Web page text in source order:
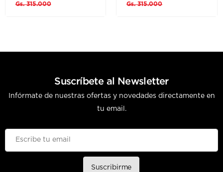
Gs. 315.000 Gs. 315.000
Suscríbete al Newsletter
Infórmate de nuestras ofertas y novedades directamente en
tu email.
Suscribirme